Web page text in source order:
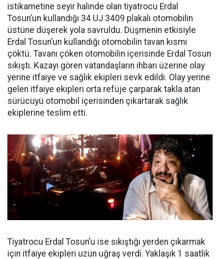
istikametine seyir halinde olan tiyatrocu Erdal
Tosun’un kullandığı 34 UJ 3409 plakalı otomobilin
üstüne düşerek yola savruldu. Düşmenin etkisiyle
Erdal Tosun’un kullandığı otomobilin tavan kısmı
çöktü. Tavanı çöken otomobilin içerisinde Erdal Tosun
sıkıştı. Kazayı gören vatandaşların ihbarı üzerine olay
yerine itfaiye ve sağlık ekipleri sevk edildi. Olay yerine
gelen itfaiye ekipleri orta refüje çarparak takla atan
sürücüyü otomobil içerisinden çıkartarak sağlık
ekiplerine teslim etti.
Tiyatrocu Erdal Tosun’u ise sıkıştığı yerden çıkarmak
için itfaiye ekipleri uzun uğraş verdi. Yaklaşık 1 saatlik